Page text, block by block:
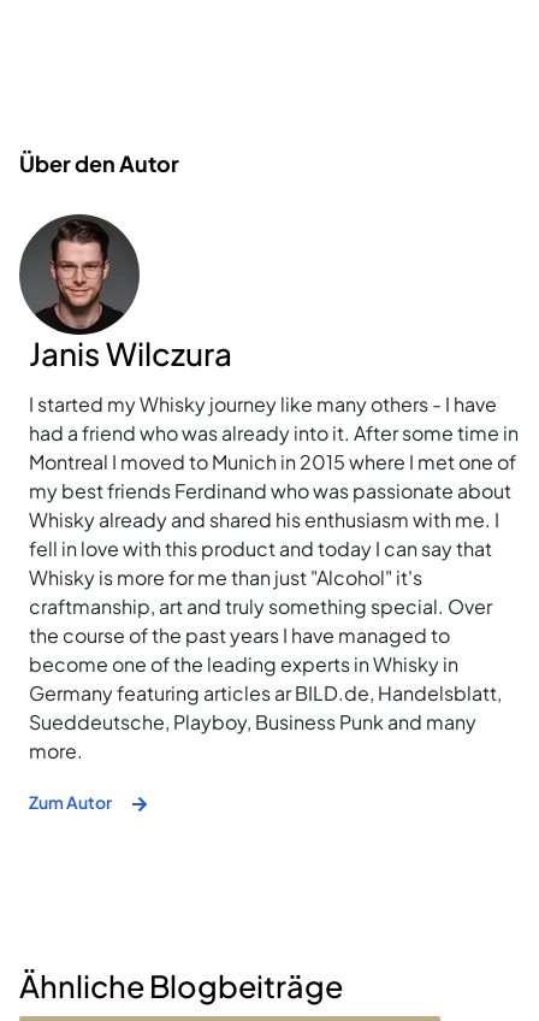
Über den Autor
Janis Wilczura
I started my Whisky journey like many others - I have
had a friend who was already into it. After some time in
Montreal I moved to Munich in 2015 where I met one of
my best friends Ferdinand who was passionate about
Whisky already and shared his enthusiasm with me. I
fell in love with this product and today I can say that
Whisky is more for me than just "Alcohol" it's
craftmanship, art and truly something special. Over
the course of the past years I have managed to
become one of the leading experts in Whisky in
Germany featuring articles ar BILD.de, Handelsblatt,
Sueddeutsche, Playboy, Business Punk and many
more.
Zum Autor
Ähnliche Blogbeiträge